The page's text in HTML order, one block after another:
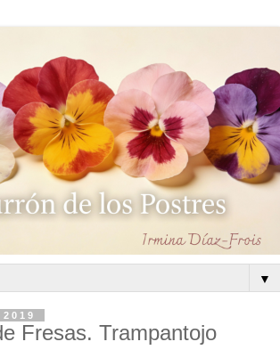
▼
Fresas. Trampantojo